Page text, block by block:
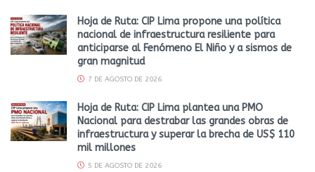
Hoja de Ruta: CIP Lima propone una política
nacional de infraestructura resiliente para
anticiparse al Fenómeno El Niño y a sismos de
gran magnitud
7 DE AGOSTO DE 2026
Hoja de Ruta: CIP Lima plantea una PMO
Nacional para destrabar las grandes obras de
infraestructura y superar la brecha de US$ 110
mil millones
5 DE AGOSTO DE 2026